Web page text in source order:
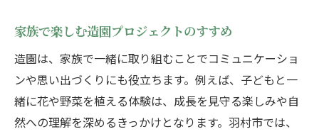
家族で楽しむ造園プロジェクトのすすめ
造園は、家族で一緒に取り組むことでコミュニケーショ
ンや思い出づくりにも役立ちます。例えば、子どもと一
緒に花や野菜を植える体験は、成長を見守る楽しみや自
然への理解を深めるきっかけとなります。羽村市では、